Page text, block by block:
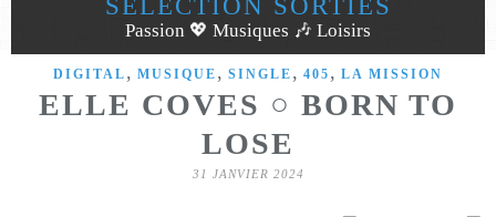
SÉLECTION SORTIES
Passion 💖 Musiques 🎶 Loisirs
DIGITAL , MUSIQUE , SINGLE , 405 , LA MISSION
ELLE COVES ○ BORN TO
LOSE
31 JANVIER 2024